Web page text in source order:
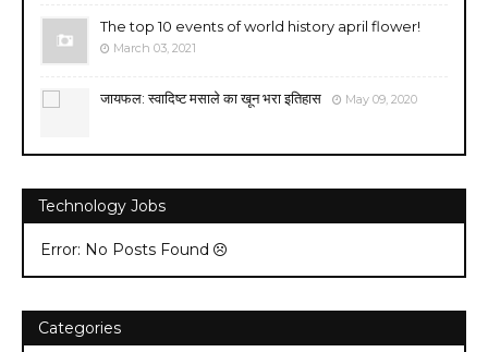
The top 10 events of world history april flower!
March 03, 2021
जायफल: स्वादिष्ट मसाले का खून भरा इतिहास May 09, 2020
Technology Jobs
Error: No Posts Found
Categories